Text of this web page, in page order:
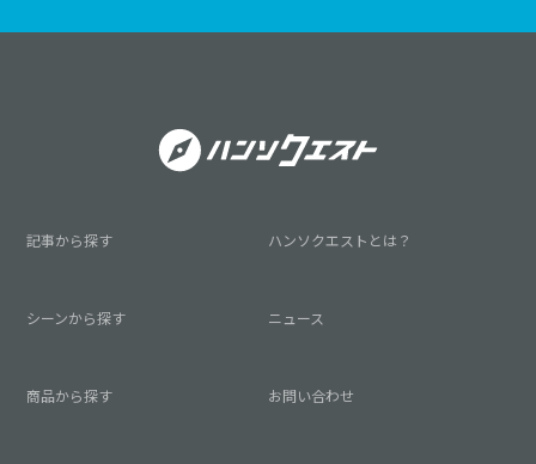
記事から探す
シーンから探す
商品から探す
ハンソクエストとは？
ニュース
お問い合わせ